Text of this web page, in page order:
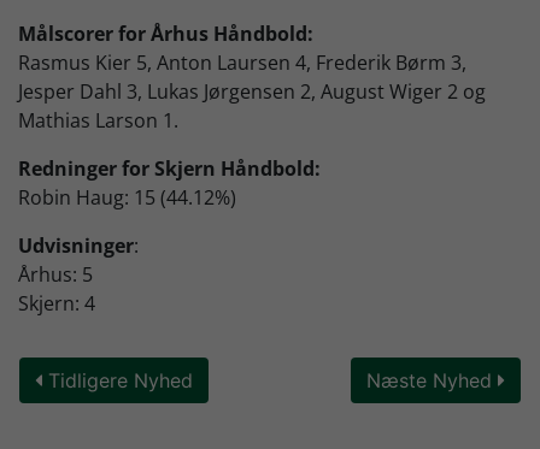
Målscorer for Århus Håndbold:
Rasmus Kier 5, Anton Laursen 4, Frederik Børm 3,
Jesper Dahl 3, Lukas Jørgensen 2, August Wiger 2 og
Mathias Larson 1.
Redninger for Skjern Håndbold:
Robin Haug: 15 (44.12%)
Udvisninger:
Århus: 5
Skjern: 4
Tidligere Nyhed Næste Nyhed